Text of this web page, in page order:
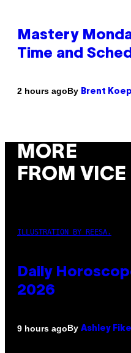
Mastery
Time and
2 hours agoBy Brent
MORE
FROM VICE
ILLUSTRATION BY REESA.
Daily
2026
9 hours agoBy Ashley Fike